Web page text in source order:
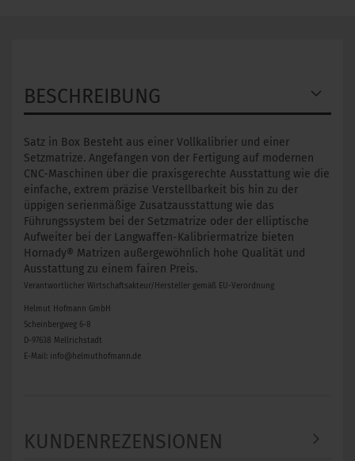
BESCHREIBUNG
Satz in Box Besteht aus einer Vollkalibrier und einer
Setzmatrize. Angefangen von der Fertigung auf modernen
CNC-Maschinen über die praxisgerechte Ausstattung wie die
einfache, extrem präzise Verstellbarkeit bis hin zu der
üppigen serienmäßige Zusatzausstattung wie das
Führungssystem bei der Setzmatrize oder der elliptische
Aufweiter bei der Langwaffen-Kalibriermatrize bieten
Hornady® Matrizen außergewöhnlich hohe Qualität und
Ausstattung zu einem fairen Preis.
Verantwortlicher Wirtschaftsakteur/Hersteller gemäß EU-Verordnung
Helmut Hofmann GmbH
Scheinbergweg 6-8
D-97638 Mellrichstadt
E-Mail: info@helmuthofmann.de
KUNDENREZENSIONEN